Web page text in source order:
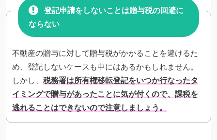
登記申請をしないことは贈与税の回避に
ならない
不動産の贈与に対して贈与税がかかることを避けるた
め、登記しないケースも中にはあるかもしれません。
しかし、 税務署は所有権移転登記をいつか行なったタ
イミングで贈与があったことに気が付くので、課税を
逃れることはできないので注意しましょう。